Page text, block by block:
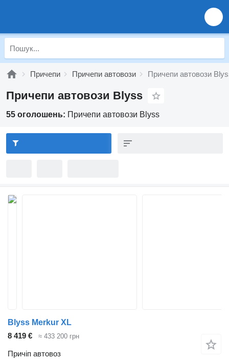
Причепи Причепи автовози Причепи автовози
Причепи автовози Blyss
55 оголошень: Причепи автовози Blyss
Blyss Merkur XL
8 419 €
≈ 433 200 грн
Причіп автовоз